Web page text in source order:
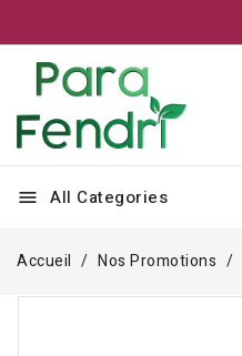
menu All Categories
Accueil Nos Promotions